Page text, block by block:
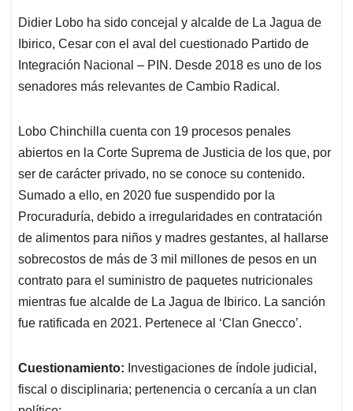
Didier Lobo ha sido concejal y alcalde de La Jagua de
Ibirico, Cesar con el aval del cuestionado Partido de
Integración Nacional – PIN. Desde 2018 es uno de los
senadores más relevantes de Cambio Radical.
Lobo Chinchilla cuenta con 19 procesos penales
abiertos en la Corte Suprema de Justicia de los que, por
ser de carácter privado, no se conoce su contenido.
Sumado a ello, en 2020 fue suspendido por la
Procuraduría, debido a irregularidades en contratación
de alimentos para niños y madres gestantes, al hallarse
sobrecostos de más de 3 mil millones de pesos en un
contrato para el suministro de paquetes nutricionales
mientras fue alcalde de La Jagua de Ibirico. La sanción
fue ratificada en 2021. Pertenece al ‘Clan Gnecco’.
Cuestionamiento: Investigaciones de índole judicial,
fiscal o disciplinaria; pertenencia o cercanía a un clan